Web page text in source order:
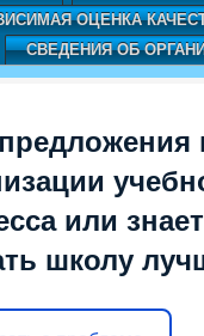
ОЦЕНКА
СВЕДЕНИЯ ОБ
или
школу